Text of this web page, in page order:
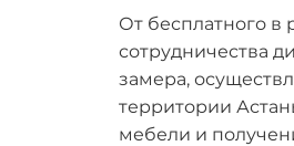
От бесплатного в
сотрудничества
замера,
территории
мебели и